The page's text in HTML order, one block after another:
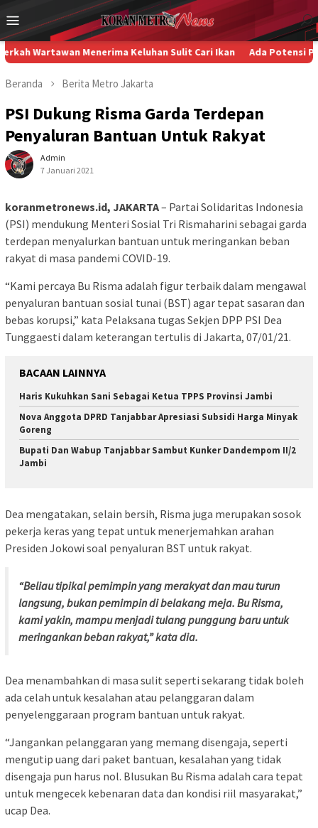
ke
konten
Menu
Mobile
Menerima Keluhan Sulit Cari Ikan Ada Potensi
Beranda Berita Metro Jakarta
PSI Dukung Risma Garda Terdepan
Penyaluran Bantuan Untuk Rakyat
Admin
7 Januari 2021
koranmetronews.id, JAKARTA– Partai Solidaritas Indonesia
(PSI) mendukung Menteri Sosial Tri Rismaharini sebagai garda
terdepan menyalurkan bantuan untuk meringankan beban
rakyat di masa pandemi COVID-19.
“Kami percaya Bu Risma adalah figur terbaik dalam mengawal
penyaluran bantuan sosial tunai (BST) agar tepat sasaran dan
bebas korupsi,” kata Pelaksana tugas Sekjen DPP PSI Dea
Tunggaesti dalam keterangan tertulis di Jakarta, 07/01/21.
BACAAN LAINNYA
Haris Kukuhkan Sani Sebagai Ketua TPPS Provinsi Jambi
Nova Anggota DPRD Tanjabbar Apresiasi Subsidi Harga Minyak
Goreng
Bupati Dan Wabup Tanjabbar Sambut Kunker Dandempom II/2
Jambi
Dea mengatakan, selain bersih, Risma juga merupakan sosok
pekerja keras yang tepat untuk menerjemahkan arahan
Presiden Jokowi soal penyaluran BST untuk rakyat.
“Beliau tipikal pemimpin yang merakyat dan mau turun
langsung, bukan pemimpin di belakang meja. Bu Risma,
kami yakin, mampu menjadi tulang punggung baru untuk
meringankan beban rakyat,” kata dia.
Dea menambahkan di masa sulit seperti sekarang tidak boleh
ada celah untuk kesalahan atau pelanggaran dalam
penyelenggaraan program bantuan untuk rakyat.
“Jangankan pelanggaran yang memang disengaja, seperti
mengutip uang dari paket bantuan, kesalahan yang tidak
disengaja pun harus nol. Blusukan Bu Risma adalah cara tepat
untuk mengecek kebenaran data dan kondisi riil masyarakat,”
ucap Dea.